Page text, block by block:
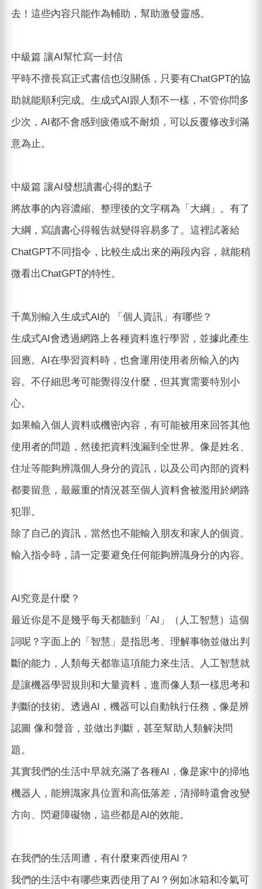
去！這些內容只能作為輔助，幫助激發靈感。
中級篇 讓AI幫忙寫一封信
平時不擅長寫正式書信也沒關係，只要有ChatGPT的協
助就能順利完成。生成式AI跟人類不一樣，不管你問多
少次，AI都不會感到疲倦或不耐煩，可以反覆修改到滿
意為止。
中級篇 讓AI發想讀書心得的點子
將故事的內容濃縮、整理後的文字稱為「大綱」。有了
大綱，寫讀書心得報告就變得容易多了。這裡試著給
ChatGPT不同指令，比較生成出來的兩段內容，就能稍
微看出ChatGPT的特性。
千萬別輸入生成式AI的 「個人資訊」有哪些？
生成式AI會透過網路上各種資料進行學習，並據此產生
回應。AI在學習資料時，也會運用使用者所輸入的內
容。不仔細思考可能覺得沒什麼，但其實需要特別小
心。
如果輸入個人資料或機密內容，有可能被用來回答其他
使用者的問題，然後把資料洩漏到全世界。像是姓名、
住址等能夠辨識個人身分的資訊，以及公司內部的資料
都要留意，最嚴重的情況甚至個人資料會被濫用於網路
犯罪。
除了自己的資訊，當然也不能輸入朋友和家人的個資。
輸入指令時，請一定要避免任何能夠辨識身分的內容。
AI究竟是什麼？
最近你是不是幾乎每天都聽到「AI」（人工智慧）這個
詞呢？字面上的「智慧」是指思考、理解事物並做出判
斷的能力，人類每天都靠這項能力來生活。人工智慧就
是讓機器學習規則和大量資料，進而像人類一樣思考和
判斷的技術。透過AI，機器可以自動執行任務，像是辨
認圖 像和聲音，並做出判斷，甚至幫助人類解決問
題。
其實我們的生活中早就充滿了各種AI，像是家中的掃地
機器人，能辨識家具位置和高低落差，清掃時還會改變
方向、閃避障礙物，這些都是AI的效能。
在我們的生活周遭，有什麼東西使用AI？
我們的生活中有哪些東西使用了AI？例如冰箱和冷氣可